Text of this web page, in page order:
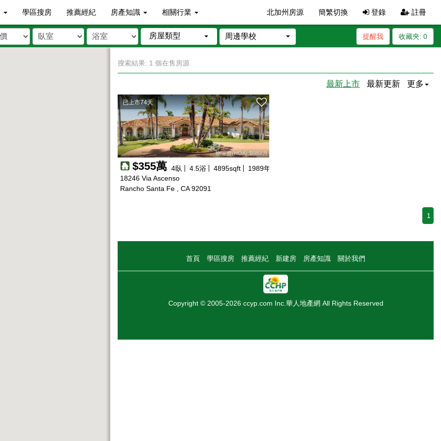
學區搜房 推薦經紀 房產知識 相關行業 北加州房源 簡繁切換 登錄 註冊
房屋類型 周邊學校 收藏夾: 0
提醒我
搜索結果: 1 個在售房源
最新上市 最新更新 更多
已上市74天
物业费(HOA):$680/月
$355萬 4臥 4.5浴 4895sqft 1989年建
18246 Via Ascenso
Rancho Santa Fe , CA 92091
1
首頁 學區搜房 推薦經紀 新建房 房產知識 關於我們
Copyright © 2005-2026 ccyp.com Inc.華人地產網 All Rights Reserved